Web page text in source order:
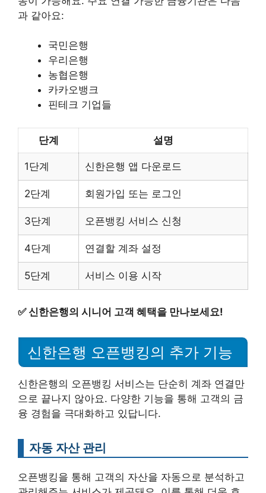
과 같아요:
국민은행
우리은행
농협은행
카카오뱅크
핀테크 기업들
단계 설명
1단계 신한은행 앱 다운로드
2단계 회원가입 또는 로그인
3단계 오픈뱅킹 서비스 신청
4단계 연결할 계좌 설정
5단계 서비스 이용 시작
✅신한은행의 시니어 고객 혜택을 만나보세요!
신한은행 오픈뱅킹의 추가 기능
신한은행의 오픈뱅킹 서비스는 단순히 계좌 연결만
으로 끝나지 않아요. 다양한 기능을 통해 고객의 금
융 경험을 극대화하고 있답니다.
자동 자산 관리
오픈뱅킹을 통해 고객의 자산을 자동으로 분석하고